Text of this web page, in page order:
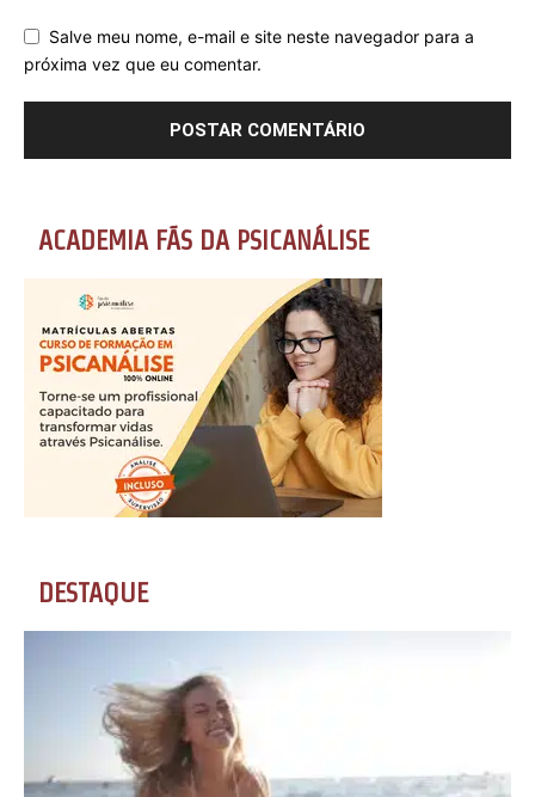
Salve meu nome, e-mail e site neste navegador para a
próxima vez que eu comentar.
ACADEMIA FÃS DA PSICANÁLISE
DESTAQUE